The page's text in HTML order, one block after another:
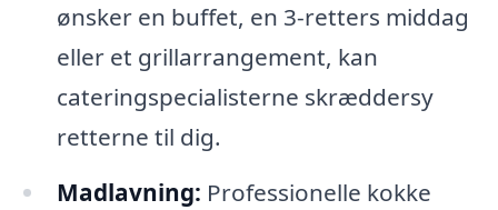
ønsker en buffet, en 3-retters middag
eller et grillarrangement, kan
cateringspecialisterne skræddersy
retterne til dig.
Madlavning: Professionelle kokke